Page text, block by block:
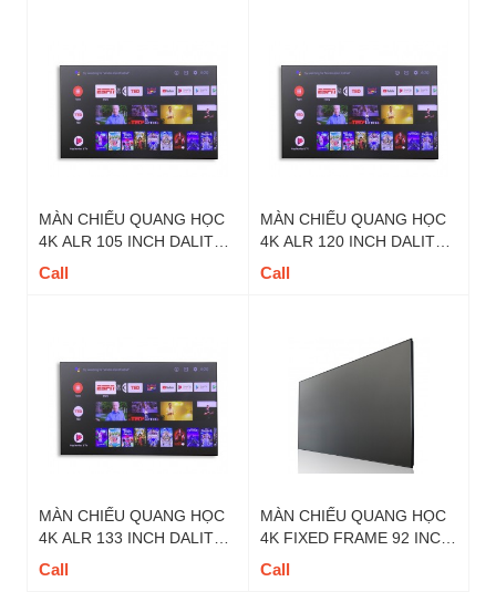
MÀN CHIẾU QUANG HỌC
4K ALR 105 INCH DALITE -
MÃ FIX105UT TỶ LỆ 16 : 9
Call
MÀN CHIẾU QUANG HỌC
4K ALR 120 INCH DALITE -
MÃ FIX120UT TỶ LỆ 16 : 9
Call
MÀN CHIẾU QUANG HỌC
4K ALR 133 INCH DALITE -
MÃ FIX133U TỶ LỆ 16 : 9
Call
MÀN CHIẾU QUANG HỌC
4K FIXED FRAME 92 INCH
DALITE - MÃ FIX92U TỶ LỆ
16 : 9
Call